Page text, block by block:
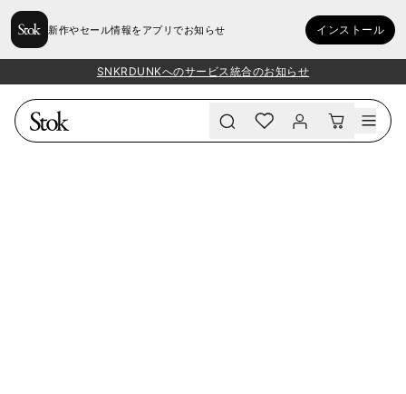
新作やセール情報をアプリでお知らせ インストール
SNKRDUNKへのサービス統合のお知らせ